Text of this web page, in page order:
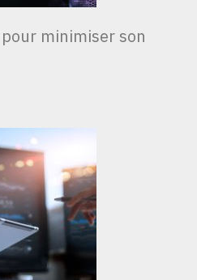
minimiser son